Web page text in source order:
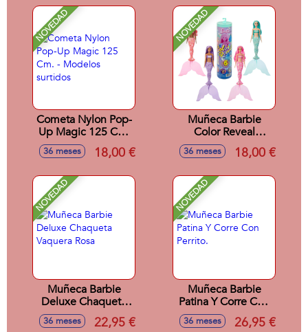
Sorpresas.
NOVEDAD
Cometa Nylon Pop-
Up Magic 125 Cm.
- Modelos surtidos
36 meses 18,00 €
NOVEDAD
Muñeca Barbie
Color Reveal
Sirenas
36 meses 18,00 €
NOVEDAD
Muñeca Barbie
Deluxe Chaqueta
Vaquera Rosa
36 meses 22,95 €
NOVEDAD
Muñeca Barbie
Patina Y Corre Con
Perrito.
36 meses 26,95 €